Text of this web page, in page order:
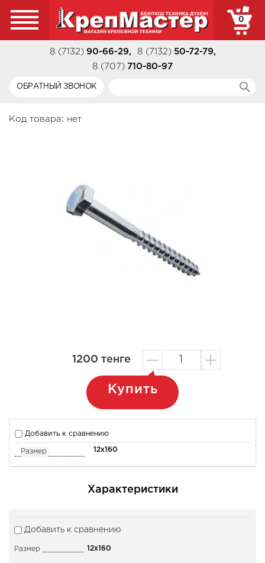
0
8 (7132) 90-66-29, 8 (7132) 50-72-79,
8 (707) 710-80-97
ОБРАТНЫЙ ЗВОНОК
Код товара: нет
1200 тенге
Купить
Добавить к сравнению
Размер 12x160
Характеристики
Добавить к сравнению
Размер 12x160